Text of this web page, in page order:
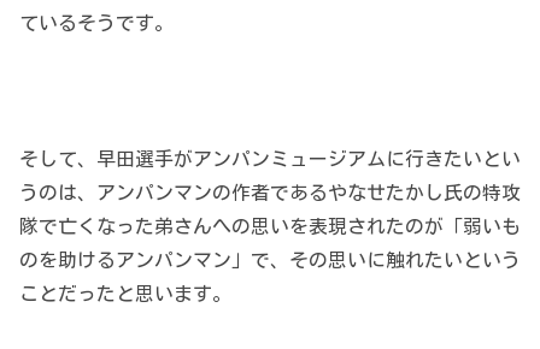
ているそうです。
そして、早田選手がアンパンミュージアムに行きたいとい
うのは、アンパンマンの作者であるやなせたかし氏の特攻
隊で亡くなった弟さんへの思いを表現されたのが「弱いも
のを助けるアンパンマン」で、その思いに触れたいという
ことだったと思います。